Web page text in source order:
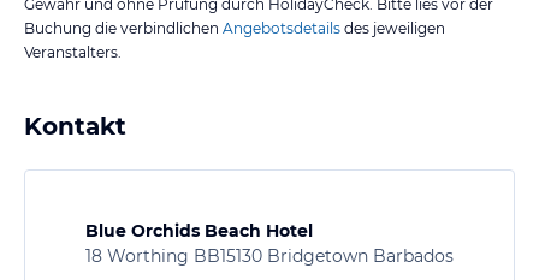
Gewähr und ohne Prüfung durch HolidayCheck. Bitte lies vor der
Buchung die verbindlichen Angebotsdetails des jeweiligen
Veranstalters.
Kontakt
Blue Orchids Beach Hotel
18 Worthing BB15130 Bridgetown Barbados